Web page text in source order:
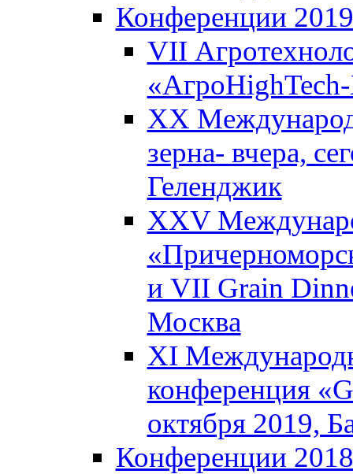
Конференции 2019
VII
XX
зерна- вчера,
Геленджик
XXV
и VII Grain
Москва
XI
конференция
октября 2019,
Конференции 2018